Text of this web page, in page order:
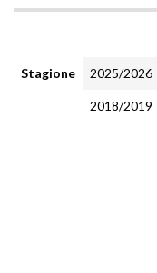
Stagione 2025/2026
2018/2019